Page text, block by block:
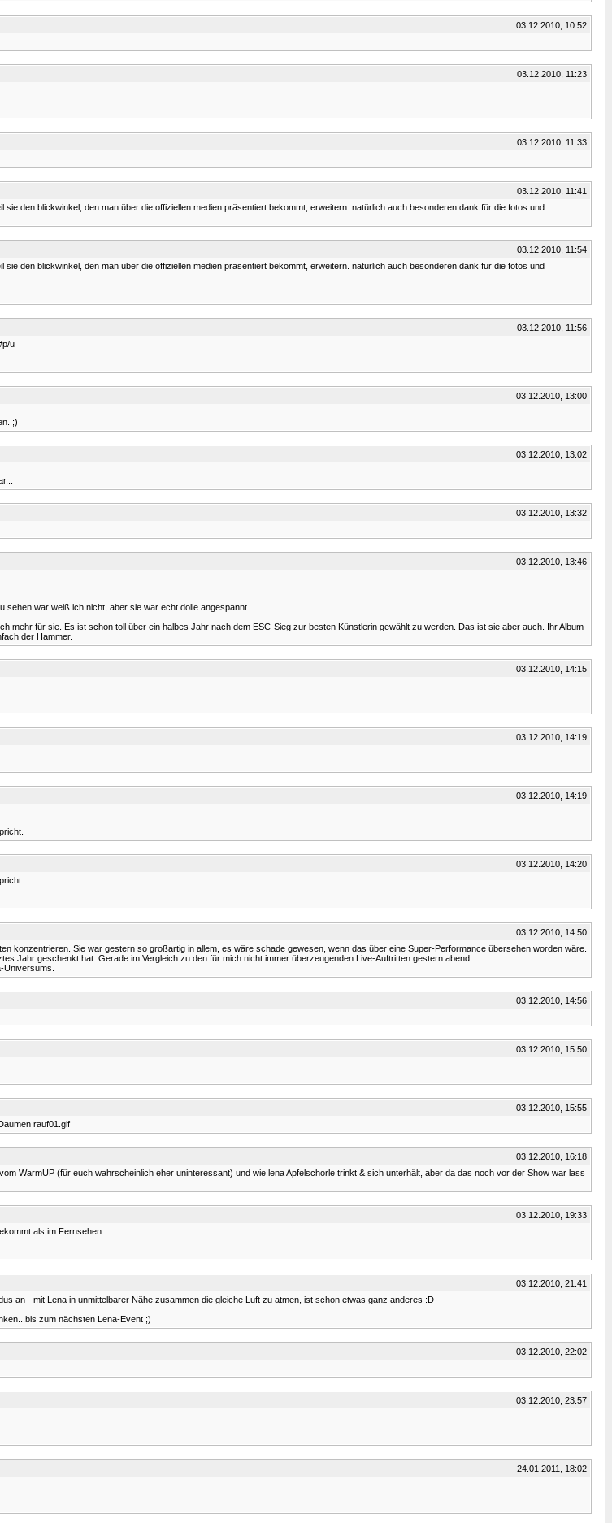
03.12.2010, 10:52
03.12.2010, 11:23
03.12.2010, 11:33
03.12.2010, 11:41
den blickwinkel, den man über die offiziellen medien präsentiert bekommt, erweitern. natürlich auch besonderen dank für die fotos und
03.12.2010, 11:54
den blickwinkel, den man über die offiziellen medien präsentiert bekommt, erweitern. natürlich auch besonderen dank für die fotos und
03.12.2010, 11:56
u
03.12.2010, 13:00
;)
03.12.2010, 13:02
03.12.2010, 13:32
03.12.2010, 13:46
sehen war weiß ich nicht, aber sie war echt dolle angespannt…
für sie. Es ist schon toll über ein halbes Jahr nach dem ESC-Sieg zur besten Künstlerin gewählt zu werden. Das ist sie aber auch. Ihr Album
der Hammer.
03.12.2010, 14:15
03.12.2010, 14:19
03.12.2010, 14:19
03.12.2010, 14:20
03.12.2010, 14:50
konzentrieren. Sie war gestern so großartig in allem, es wäre schade gewesen, wenn das über eine Super-Performance übersehen worden wäre.
Jahr geschenkt hat. Gerade im Vergleich zu den für mich nicht immer überzeugenden Live-Auftritten gestern abend.
03.12.2010, 14:56
03.12.2010, 15:50
03.12.2010, 15:55
rauf01.gif
03.12.2010, 16:18
WarmUP (für euch wahrscheinlich eher uninteressant) und wie lena Apfelschorle trinkt & sich unterhält, aber da das noch vor der Show war lass
03.12.2010, 19:33
als im Fernsehen.
03.12.2010, 21:41
an - mit Lena in unmittelbarer Nähe zusammen die gleiche Luft zu atmen, ist schon etwas ganz anderes :D
zum nächsten Lena-Event ;)
03.12.2010, 22:02
03.12.2010, 23:57
24.01.2011, 18:02